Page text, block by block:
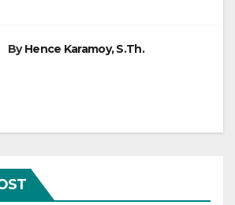
ByHence Karamoy, S.Th.